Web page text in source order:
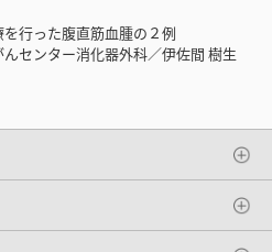
行った腹直筋血腫の２例
センター消化器外科／伊佐間 樹生